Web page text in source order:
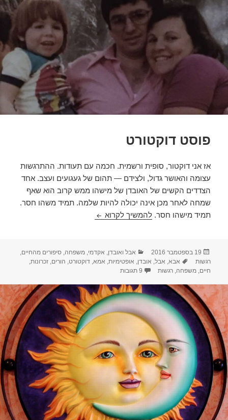
פוסט דוקטורט
אז אני דוקטור, סופית ורשמית. חכמה עם תעודות. ההתרגשות
עצומה והאושר גדול, ולצידם — תהום של געגועים ועצב. אחד
הצדדים הקשים של האובדן של מישהו ממש קרוב הוא שאף
שמחה לאחר מכן אינה יכולה להיות שלמה. תמיד משהו חסר.
תמיד מישהו חסר.להמשיך לקרוא פוסט דוקטורט
פורסם
בתאריך
19 בספטמבר 2016 קטגוריות
אבל ואובדן, אקדמי,משפחה,סיפורים מהחיים,
רגשות
תגיות
אבא, אבל, אובדן, אופטימיות, אמא,דוקטורט, הורים,זכרונות,
חיים,משפחה,רגשות 9 תגובות על פוסט דוקטורט